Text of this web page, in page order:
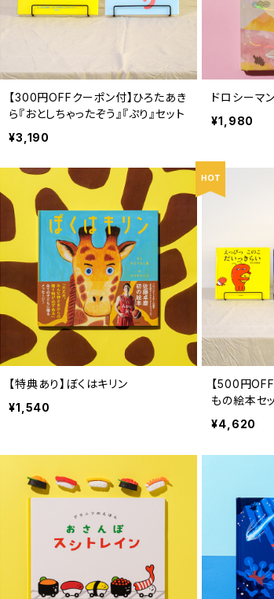
【300円OFFクーポン付】ひろたあき
ら『おとしちゃったぞう』『ぷり』セット
¥3,190
ドロシーマ
¥1,980
【特典あり】ぼくはキリン
¥1,540
【500円
もの絵本セ
うみのそこ
『えっびっ
¥4,620